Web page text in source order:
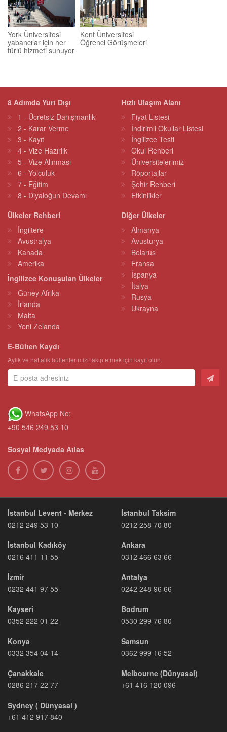
York Üniversitesi
yabancılar için her
türlü hizmeti sunuyor
Kent Üniversitesi
Öğrenci Görüşmeleri
8 Adımda Yurt Dışı
1 - Ücretsiz Danışmanlık
2 - Karar Verme
3 - Kayıt
4 - Vize Hazırlık
5 - Vize Alınması
6 - Yolculuk
7 - Eğitim
8 - Diyaloğun Devamı
Hızlı Ulaşım Alanı
Fiyat Listesi
İndirimli Okullar Listesi
İngilizce Testi
Okul Rehberi
Üniversitelerimiz
Röportajlar
Şehir Rehberi
Etkinlikler
Ülkeler Rehberi
İngiltere
Avustralya
Kanada
Amerika
İngilizce Konuşulan Ülkeler
Güney Afrika
İrlanda
Malta
Yeni Zelanda
Diğer Ülkeler
Almanya
Avusturya
Belarus
Fransa
İspanya
İtalya
Rusya
Ukrayna
E-Bülten Kaydı
Aylık ve haftalık bültenlerimizi takip etmek için kayıt olun.
WhatsApp No:
+90 546 249 53 10
Sosyal Medyada Atlas
İstanbul Levent - Merkez
0212 249 53 10
İstanbul Taksim
0212 258 70 80
İstanbul Kadıköy
0216 411 11 55
Ankara
0312 466 63 66
İzmir
0232 441 97 55
Antalya
0242 248 96 66
Kayseri
0352 222 01 22
Bodrum
0530 299 76 80
Konya
0332 354 04 14
Samsun
0362 999 16 52
Çanakkale
0286 217 22 77
Melbourne (Dünyasal)
+61 416 120 096
Sydney ( Dünyasal )
+61 412 917 840